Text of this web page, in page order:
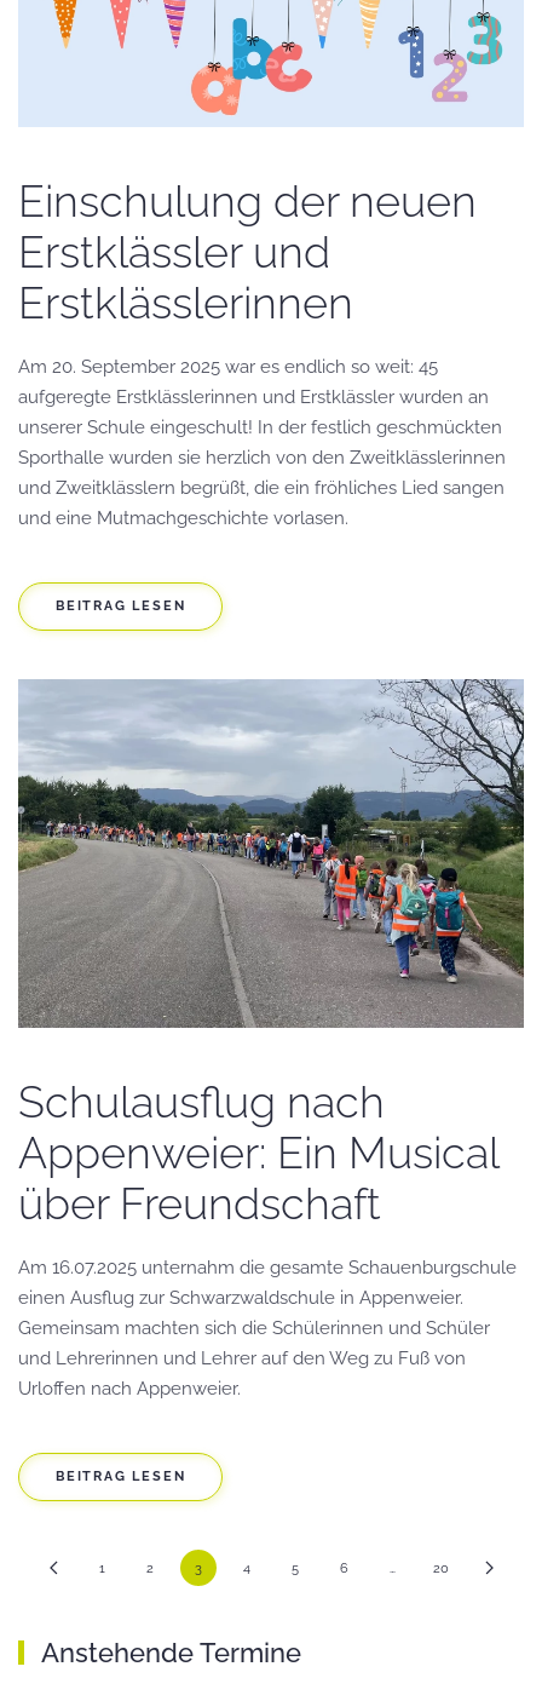
Einschulung der neuen
Erstklässler und
Erstklässlerinnen
Am 20. September 2025 war es endlich so weit: 45
aufgeregte Erstklässlerinnen und Erstklässler wurden an
unserer Schule eingeschult! In der festlich geschmückten
Sporthalle wurden sie herzlich von den Zweitklässlerinnen
und Zweitklässlern begrüßt, die ein fröhliches Lied sangen
und eine Mutmachgeschichte vorlasen.
BEITRAG LESEN
Schulausflug nach
Appenweier: Ein Musical
über Freundschaft
Am 16.07.2025 unternahm die gesamte Schauenburgschule
einen Ausflug zur Schwarzwaldschule in Appenweier.
Gemeinsam machten sich die Schülerinnen und Schüler
und Lehrerinnen und Lehrer auf den Weg zu Fuß von
Urloffen nach Appenweier.
BEITRAG LESEN
1 2 3 4 5 6 20
Anstehende Termine